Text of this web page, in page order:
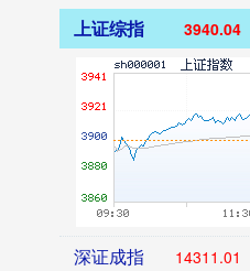
上证综指 3940.04
深证成指 14311.01